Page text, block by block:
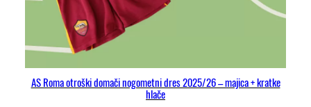
AS Roma otroški domači nogometni dres 2025/26 – majica + kratke
hlače